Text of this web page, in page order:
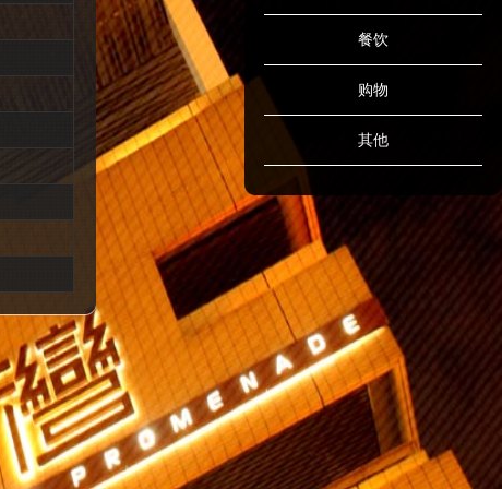
餐饮
购物
其他